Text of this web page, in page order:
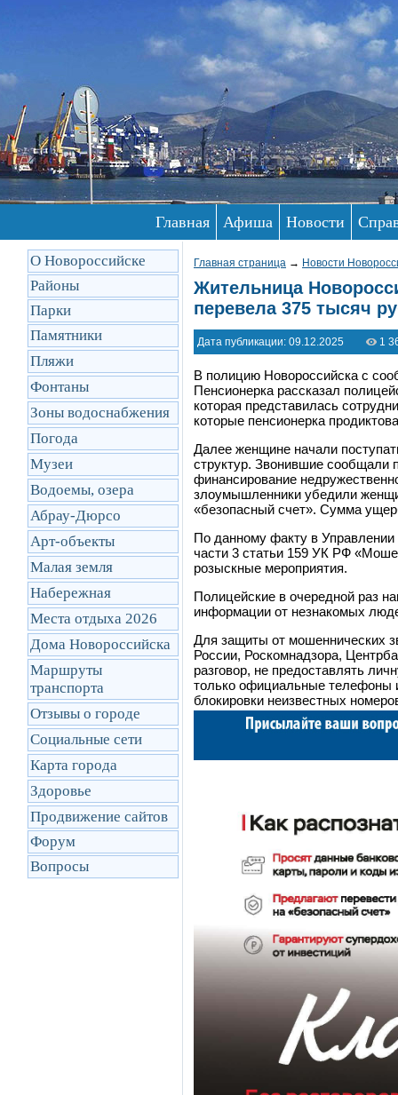
Главная Афиша Новости
О Новороссийске
Районы
Парки
Памятники
Пляжи
Фонтаны
Зоны водоснабжения
Погода
Музеи
Водоемы, озера
Абрау-Дюрсо
Арт-объекты
Малая земля
Набережная
Места отдыха 2026
Дома Новороссийска
Маршруты
транcпорта
Отзывы о городе
Социальные сети
Карта города
Здоровье
Продвижение сайтов
Форум
Вопросы
Главная страница → Новости
Жительница
перевела 375 тысяч
Дата публикации: 09.12.2025 1
В полицию Новороссийска с
Пенсионерка рассказал
которая представилась
которые пенсионерка
Далее женщине начали
структур. Звонившие сообщали
финансирование
злоумышленники убедили
«безопасный счет». Сумма
По данному факту в
части 3 статьи 159 УК РФ
розыскные мероприятия.
Полицейские в очередной раз
информации от незнакомых
Для защиты от мошеннических
России, Роскомнадзора,
разговор, не предоставлять
только официальные телефоны
блокировки неизвестных